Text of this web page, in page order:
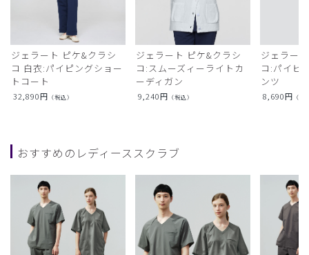
ジェラート ピケ&クラシ
コ 白衣:パイピングショー
トコート
32,890円 （税込）
ジェラート ピケ&クラシ
コ:スムーズィーライトカ
ーディガン
9,240円 （税込）
ジェラー
コ:パイピ
ンツ
8,690円 （税
おすすめのレディーススクラブ